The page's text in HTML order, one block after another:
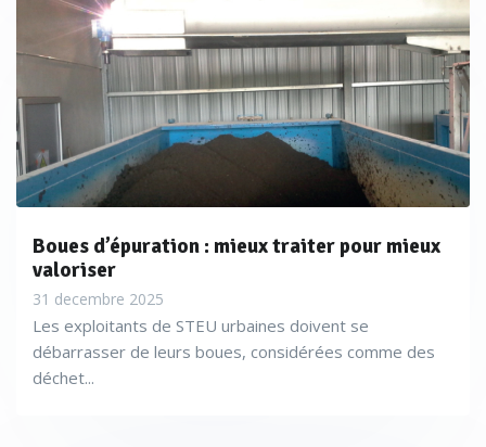
Boues d’épuration : mieux traiter pour mieux
valoriser
31 decembre 2025
Les exploitants de STEU urbaines doivent se
débarrasser de leurs boues, considérées comme des
déchet...